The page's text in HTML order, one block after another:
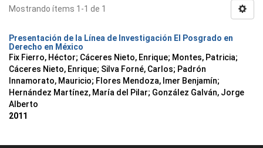
Mostrando ítems 1-1 de 1
Presentación de la Línea de Investigación El Posgrado en
Derecho en México
Fix Fierro, Héctor; Cáceres Nieto, Enrique; Montes, Patricia;
Cáceres Nieto, Enrique; Silva Forné, Carlos; Padrón
Innamorato, Mauricio; Flores Mendoza, Imer Benjamín;
Hernández Martínez, María del Pilar; González Galván, Jorge
Alberto
2011